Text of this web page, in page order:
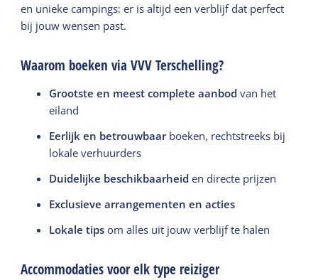
en unieke campings: er is altijd een verblijf dat perfect
bij jouw wensen past.
Waarom boeken via VVV Terschelling?
Grootste en meest complete aanbod van het
eiland
Eerlijk en betrouwbaarboeken, rechtstreeks bij
lokale verhuurders
Duidelijke beschikbaarheid en directe prijzen
Exclusieve arrangementen en acties
Lokale tips om alles uit jouw verblijf te halen
Accommodaties voor elk type reiziger